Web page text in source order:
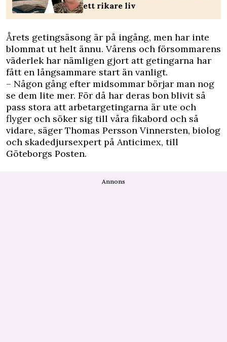
ett rikare liv
Årets getingsäsong är på ingång, men har inte
blommat ut helt ännu. Vårens och försommarens
väderlek har nämligen gjort att getingarna har
fått en långsammare start än vanligt.
– Någon gång efter midsommar börjar man nog
se dem lite mer. För då har deras bon blivit så
pass stora att arbetargetingarna är ute och
flyger och söker sig till våra fikabord och så
vidare, säger Thomas Persson Vinnersten, biolog
och skadedjursexpert på Anticimex, till
Göteborgs Posten.
Annons